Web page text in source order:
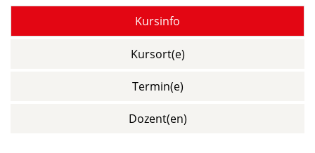
Kursinfo
Kursort(e)
Termin(e)
Dozent(en)